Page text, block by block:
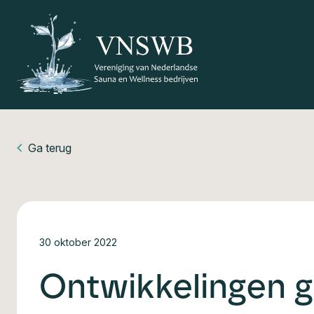
Ga terug
30 oktober 2022
Ontwikkelingen